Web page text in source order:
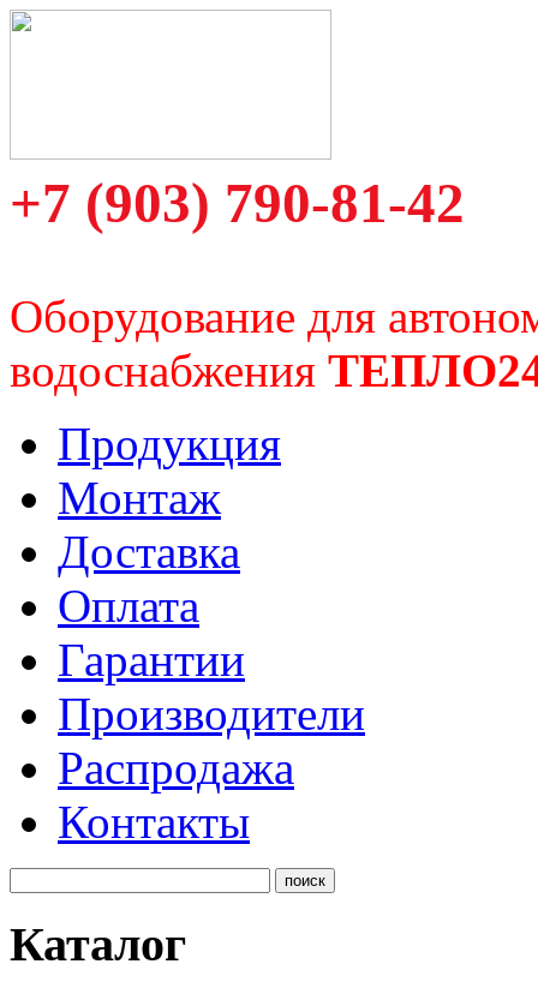
+7 (903) 790-81-42
Оборудование для
водоснабжения
Продукция
Монтаж
Доставка
Оплата
Гарантии
Производители
Распродажа
Контакты
Каталог